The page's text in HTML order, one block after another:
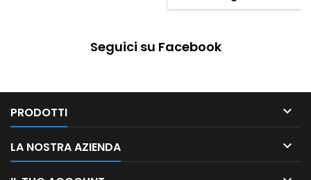
Seguici su Facebook
PRODOTTI 
LA NOSTRA AZIENDA 